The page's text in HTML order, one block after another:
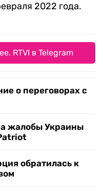
2022 года.
RTVI в Telegram
о переговорах с
жалобы Украины
обратилась к